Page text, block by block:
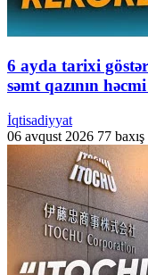
6 ayda tarixi
səmt qazının
İqtisadiyyat
06 avqust 2026 77 baxış